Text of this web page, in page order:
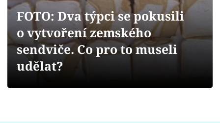
Sledujte prima+
FOTO: Dva týpci se pokusili
o vytvoření zemského
sendviče. Co pro to museli
udělat?